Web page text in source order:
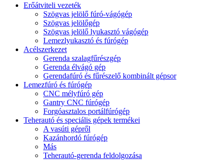
Erőátviteli vezeték
Szögvas jelölő fúró-vágógép
Szögvas jelölőgép
Szögvas jelölő lyukasztó vágógép
Lemezlyukasztó és fúrógép
Acélszerkezet
Gerenda szalagfűrészgép
Gerenda élvágó gép
Gerendafúró és fűrészelő kombinált gépsor
Lemezfúró és fúrógép
CNC mélyfúró gép
Gantry CNC fúrógép
Forgóasztalos portálfúrógép
Teherautó és speciális gépek termékei
A vasúti gépről
Kazánhordó fúrógép
Más
Teherautó-gerenda feldolgozása